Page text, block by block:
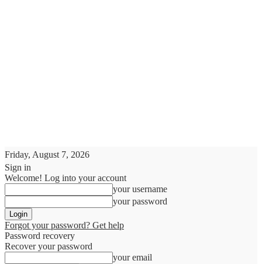
Friday, August 7, 2026
Sign in
Welcome! Log into your account
your username
your password
Forgot your password? Get help
Password recovery
Recover your password
your email